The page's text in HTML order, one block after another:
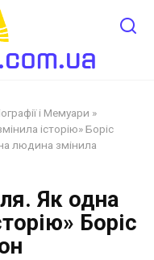
і Мемуари »
історію» Боріс
людина змінила
Як одна
Боріс